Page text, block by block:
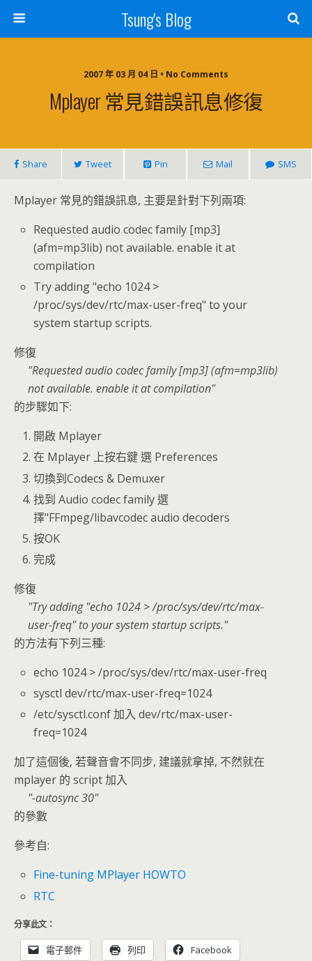
Tsung's Blog
2007 年 03 月 04 日 • No Comments
Mplayer 常見錯誤訊息修復
Share Tweet Pin Mail SMS
Mplayer 常見的錯誤訊息, 主要是針對下列兩項:
Requested audio codec family [mp3]
(afm=mp3lib) not available. enable it at
compilation
Try adding "echo 1024 >
/proc/sys/dev/rtc/max-user-freq" to your
system startup scripts.
修復
Requested audio codec family [mp3] (afm=mp3lib)
not available. enable it at compilation
的步驟如下:
開啟 Mplayer
在 Mplayer 上按右鍵 選 Preferences
切換到Codecs & Demuxer
找到 Audio codec family 選
擇"FFmpeg/libavcodec audio decoders
按OK
完成
修復
Try adding "echo 1024 > /proc/sys/dev/rtc/max-
user-freq" to your system startup scripts.
的方法有下列三種:
echo 1024 > /proc/sys/dev/rtc/max-user-freq
sysctl dev/rtc/max-user-freq=1024
/etc/sysctl.conf 加入 dev/rtc/max-user-
freq=1024
加了這個後, 若聲音會不同步, 建議就拿掉, 不然就在
mplayer 的 script 加入
-autosync 30
的參數
參考自:
Fine-tuning MPlayer HOWTO
RTC
分享此文：
電子郵件 列印 Facebook